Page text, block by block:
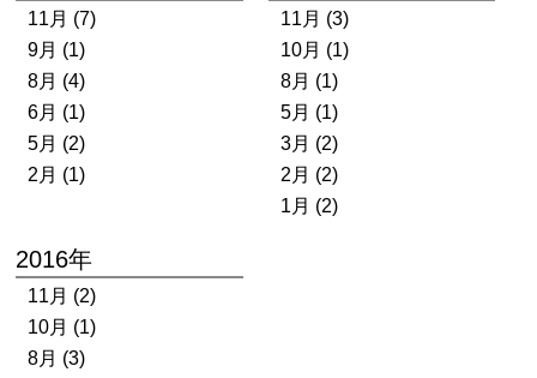
11月 (7)
9月 (1)
8月 (4)
6月 (1)
5月 (2)
2月 (1)
11月 (3)
10月 (1)
8月 (1)
5月 (1)
3月 (2)
2月 (2)
1月 (2)
2016年
11月 (2)
10月 (1)
8月 (3)